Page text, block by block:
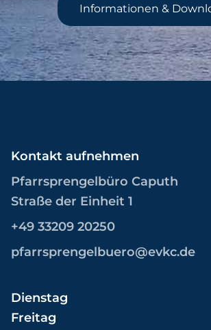
Informationen &
Kontakt aufnehmen
Pfarrsprengelbüro Caputh
Straße der Einheit 1
+49 33209 20250
pfarrsprengelbuero@evkc.de
Dienstag
Freitag